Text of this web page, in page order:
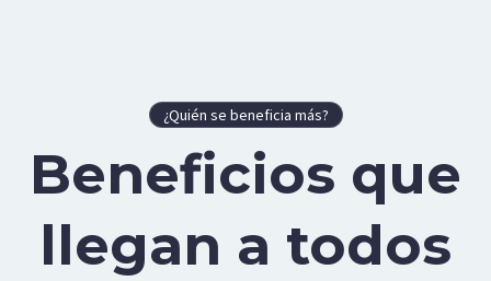
¿Quién se beneficia más?
Beneficios que
llegan a todos